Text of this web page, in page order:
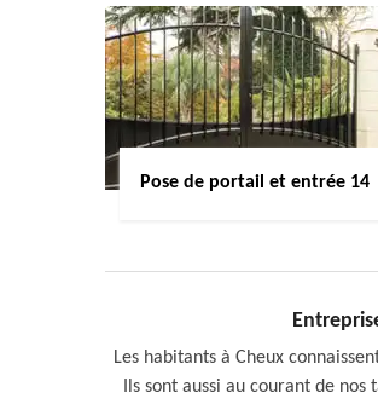
Pose de portail et entrée 14
Les habitants à Cheux
Ils sont aussi au courant de